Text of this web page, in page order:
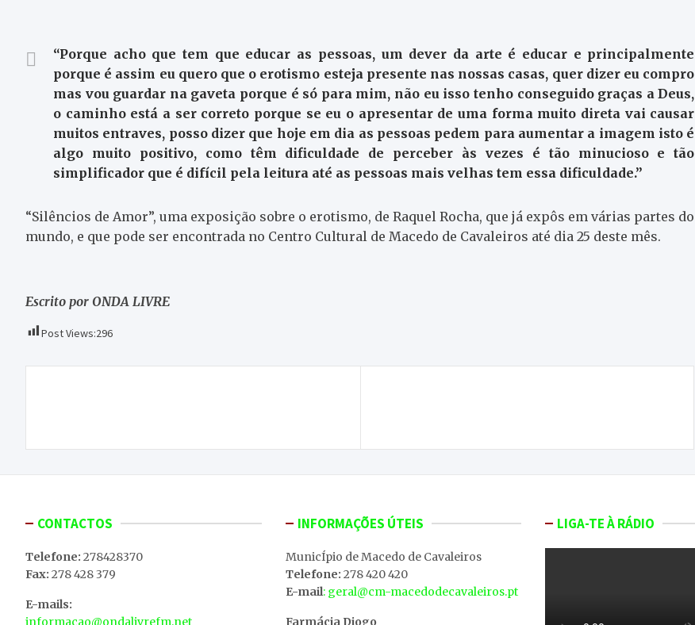
“Porque acho que tem que educar as pessoas, um dever da arte é educar e principalmente
porque é assim eu quero que o erotismo esteja presente nas nossas casas, quer dizer eu compro
mas vou guardar na gaveta porque é só para mim, não eu isso tenho conseguido graças a Deus,
o caminho está a ser correto porque se eu o apresentar de uma forma muito direta vai causar
muitos entraves, posso dizer que hoje em dia as pessoas pedem para aumentar a imagem isto é
algo muito positivo, como têm dificuldade de perceber às vezes é tão minucioso e tão
simplificador que é difícil pela leitura até as pessoas mais velhas tem essa dificuldade.”
“Silêncios de Amor”, uma exposição sobre o erotismo, de Raquel Rocha, que já expôs em várias partes do
mundo, e que pode ser encontrada no Centro Cultural de Macedo de Cavaleiros até dia 25 deste mês.
Escrito por ONDA LIVRE
Post Views:296
artigos
CONTACTOS
Telefone: 278428370
Fax: 278 428 379
E-mails:
informacao@ondalivrefm.net
INFORMAÇÕES ÚTEIS
MunicÍpio de Macedo de Cavaleiros
Telefone: 278 420 420
E-mail: geral@cm-macedodecavaleiros.pt
Farmácia Diogo
LIGA-TE À RÁDIO